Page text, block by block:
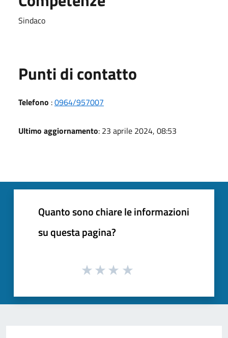
Sindaco
Punti di contatto
Telefono :0964/957007
Ultimo aggiornamento: 23 aprile 2024, 08:53
Quanto sono chiare le informazioni
su questa pagina?